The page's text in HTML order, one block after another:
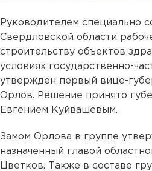
Руководителем специально
Свердловской области
строительству объектов
условиях государственно-
утвержден первый вице-
Орлов. Решение принято
Евгением Куйвашевым.
Замом Орлова в группе
назначенный главой
Цветков. Также в составе